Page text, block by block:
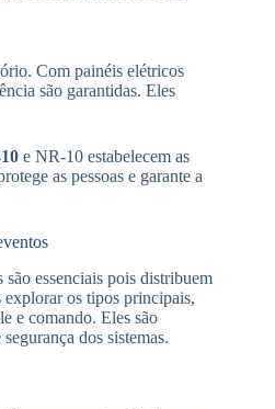
Com painéis elétricos
são garantidas. Eles
e NR-10 estabelecem as
as pessoas e garante a
essenciais pois distribuem
os tipos principais,
e comando. Eles são
dos sistemas.